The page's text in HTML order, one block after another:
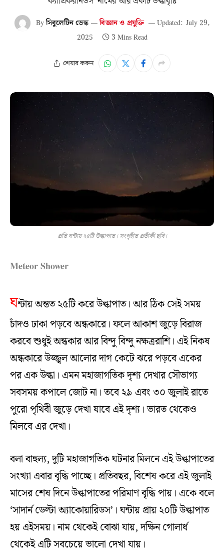
Byসিবুলেটিন ডেস্ক বিজ্ঞান ও প্রযুক্তি Updated: July 29,
2025
3 Mins Read
শেয়ার করুন
প্রতি ঘন্টায় ২৫টি উল্কাপাত। সংগৃহীত প্রতীকী ছবি।
Meteor Shower
ঘন্টায় অন্তত ২৫টি করে উল্কাপাত। আর ঠিক সেই সময়
চাঁদও ঢাকা পড়বে অন্ধকারে। ফলে আকাশ জুড়ে বিরাজ
করবে শুধুই অন্ধকার আর বিন্দু বিন্দু নক্ষত্ররাশি। এই নিকষ
অন্ধকারে উজ্জ্বল আলোর দাগ কেটে ঝরে পড়বে একের
পর এক উল্কা। এমন মহাজাগতিক দৃশ্য দেখার সৌভাগ্য
সবসময় কপালে জোট না। তবে ২৯ এবং ৩০ জুলাই রাতে
পুরো পৃথিবী জুড়ে দেখা যাবে এই দৃশ্য। ভারত থেকেও
মিলবে এর দেখা।
বলা বাহুল্য, দুটি মহাজাগতিক ঘটনার মিলনে এই উল্কাপাতের
সংখ্যা এবার বৃদ্ধি পাচ্ছে। প্রতিবছর, বিশেষ করে এই জুলাই
মাসের শেষ দিনে উল্কাপাতের পরিমাণ বৃদ্ধি পায়। একে বলে
‘সাদার্ন ডেল্টা অ্যাকোয়ারিডস’। ঘন্টায় প্রায় ২০টি উল্কাপাত
হয় এইসময়। নাম থেকেই বোঝা যায়, দক্ষিন গোলার্ধ
থেকেই এটি সবচেয়ে ভালো দেখা যায়।